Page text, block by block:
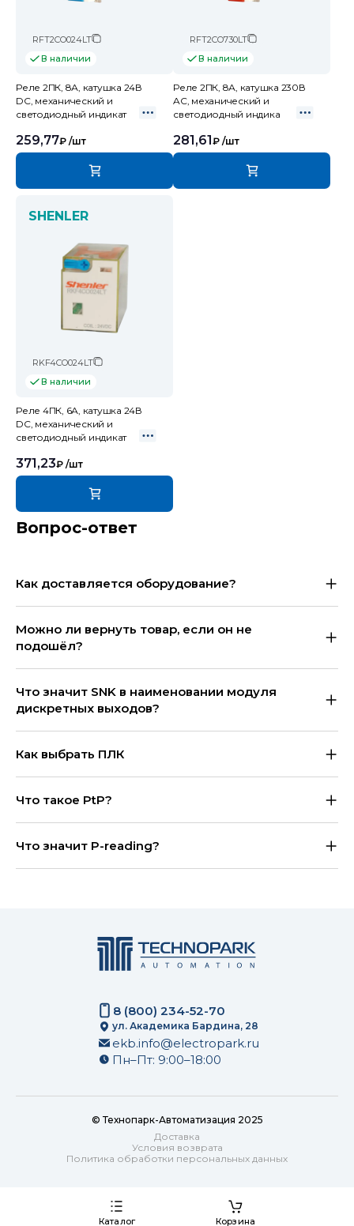
Каталог Корзина
RFT2CO024LT
В наличии
Реле 2ПК, 8А, катушка 24В
DC, механический и
светодиодный индикат
259,77₽ /шт
RFT2CO730LT
В наличии
Реле 2ПК, 8А, катушка 230В
AC, механический и
светодиодный индика
281,61₽ /шт
SHENLER
RKF4CO024LT
В наличии
Реле 4ПК, 6А, катушка 24В
DC, механический и
светодиодный индикат
371,23₽ /шт
Вопрос-ответ
Как доставляется оборудование?
Можно ли вернуть товар, если он не
подошёл?
Что значит SNK в наименовании модуля
дискретных выходов?
Как выбрать ПЛК
Что такое PtP?
Что значит P-reading?
8 (800) 234-52-70
ул. Академика Бардина, 28
ekb.info@electropark.ru
Пн–Пт: 9:00–18:00
© Технопарк-Автоматизация 2025
Доставка
Условия возврата
Политика обработки персональных данных